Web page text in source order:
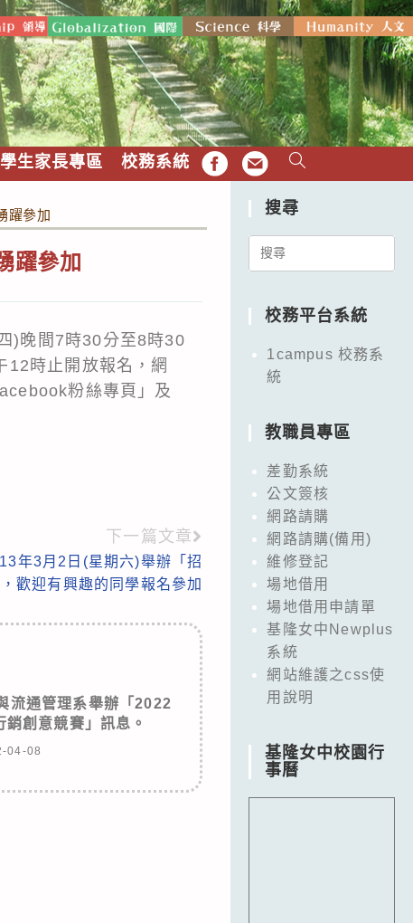
學生家長專區 校務系統 FB EMAIL
躍參加
躍參加
)晚間7時30分至8時30
12時止開放報名，網
粉絲專頁」及
下一篇文章
年3月2日(星期六)舉辦「招
歡迎有興趣的同學報名參加
流通管理系舉辦「2022
創意競賽」訊息。
04-08
搜尋
Search
校務平台系統
1campus 校務系
統
教職員專區
差勤系統
公文簽核
網路請購
網路請購(備用)
維修登記
場地借用
場地借用申請單
基隆女中Newplus
系統
網站維護之css使
用說明
基隆女中校園行
事曆